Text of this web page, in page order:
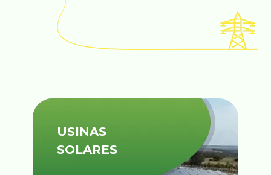
USINAS
SOLARES